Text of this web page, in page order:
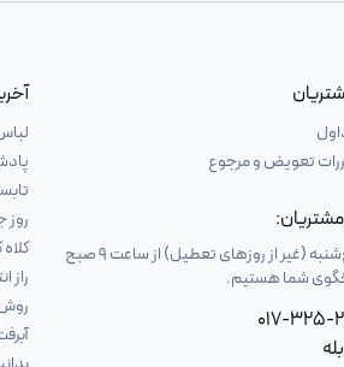
تعویض و مرجوع
شنبه تا پنج‌شنبه (غیر از روزهای تعطیل) از ساعت 9 صبح
017-325-
تابستان ۱۴۰۵: بازیِ
راز